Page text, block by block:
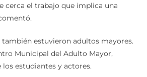
cerca el trabajo que implica una
también estuvieron adultos mayores.
Municipal del Adulto Mayor,
estudiantes y actores.